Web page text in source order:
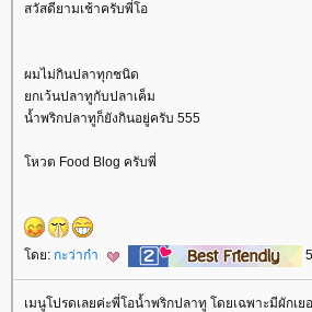
สวัสดียามเช้าครับพี่โอ
ผมไม่กินปลาทุกชนิด
กเว้นปลาทูกับปลาเค็ม
น้ำพริกปลาทูก็ยังกินอยู่ครับ 555
หวต Food Blog ครับพี่
ดย: กะว่าก๋า
เมนูโปรดเลยค่ะพี่โอน้ำพริกปลาทู โดยเฉพาะมีผักเ